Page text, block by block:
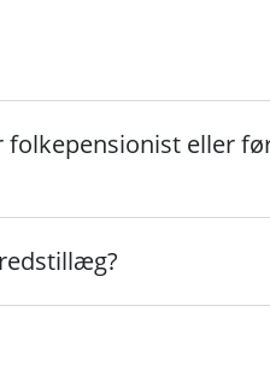
folkepensionist eller